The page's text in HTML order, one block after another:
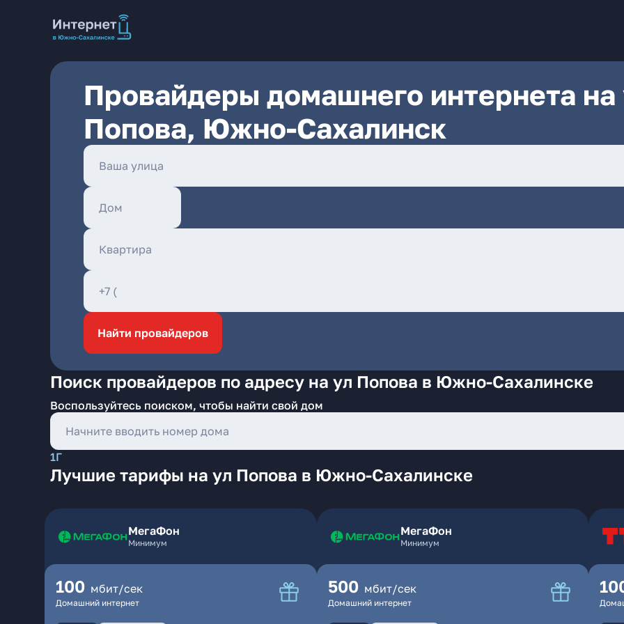
Провайдеры домашнего интернета на
Попова, Южно-Сахалинск
Найти провайдеров
Поиск провайдеров по адресу на ул Попова в Южно-Сахалинске
Воспользуйтесь поиском, чтобы найти свой дом
1Г
Лучшие тарифы на ул Попова в Южно-Сахалинске
МегаФон
Минимум
100 мбит/сек
Домашний интернет
МегаФон
Минимум
500 мбит/сек
Домашний интернет